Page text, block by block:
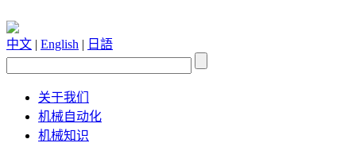
中文 | English | 日語
关于我们
机械自动化
机械知识